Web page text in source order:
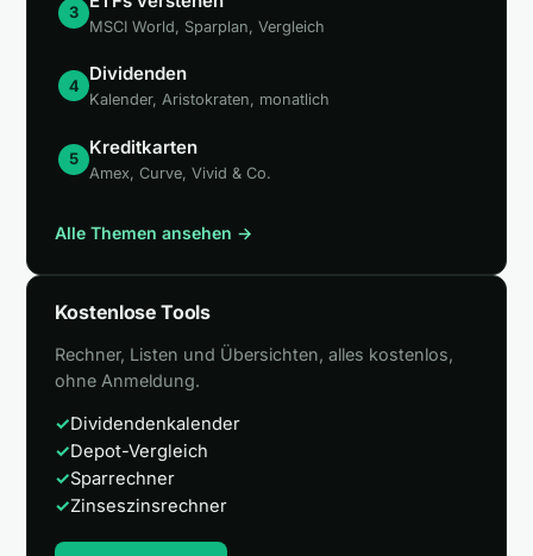
3
MSCI World, Sparplan, Vergleich
4
Dividenden
Kalender, Aristokraten, monatlich
5
Kreditkarten
Amex, Curve, Vivid & Co.
Alle Themen ansehen →
Kostenlose Tools
Rechner, Listen und Übersichten, alles kostenlos,
ohne Anmeldung.
✓Dividendenkalender
✓Depot-Vergleich
✓Sparrechner
✓Zinseszinsrechner